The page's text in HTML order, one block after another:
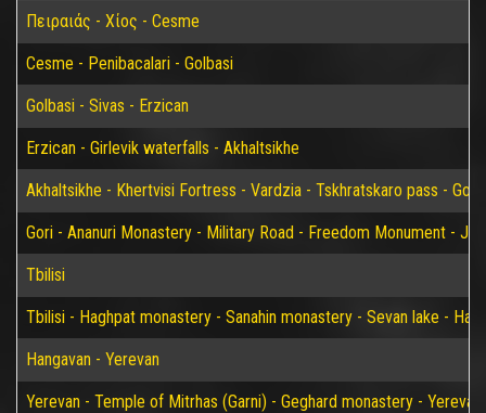
Πειραιάς - Χίος - Cesme
Cesme - Penibacalari - Golbasi
Golbasi - Sivas - Erzican
Erzican - Girlevik waterfalls - Akhaltsikhe
Akhaltsikhe - Khertvisi Fortress - Vardzia - Tskhratskaro pass - Gori
Gori - Ananuri Monastery - Military Road - Freedom Monument -
Tbilisi
Tbilisi - Haghpat monastery - Sanahin monastery - Sevan lake -
Hangavan - Yerevan
Yerevan - Temple of Mitrhas (Garni) - Geghard monastery - Yerevan